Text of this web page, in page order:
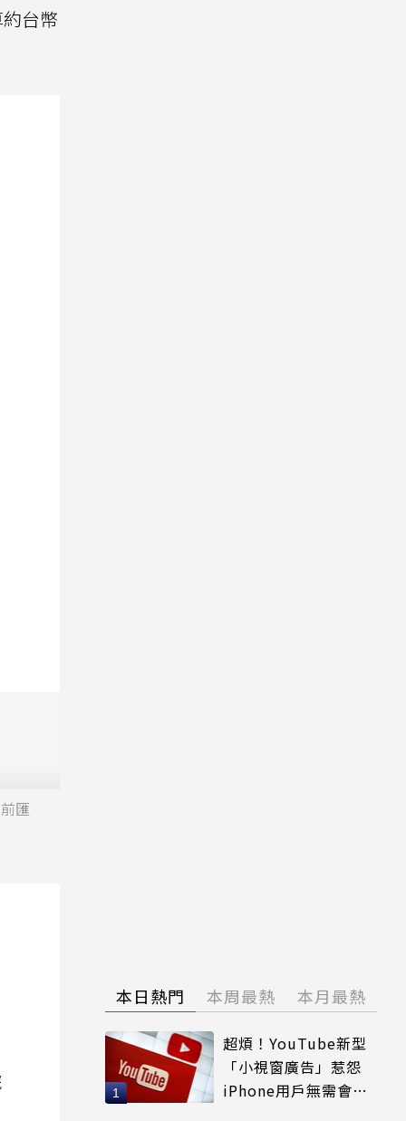
台幣
匯
本日熱門 本周最熱 本月最熱
超煩！YouTube新型
「小視窗廣告」惹怨
iPhone用戶無需會員